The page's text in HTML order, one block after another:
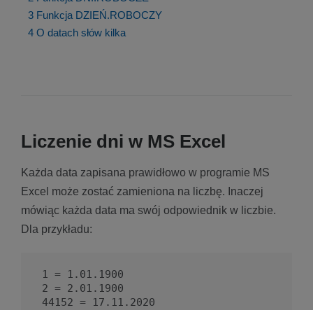
3 Funkcja DZIEŃ.ROBOCZY
4 O datach słów kilka
Liczenie dni w MS Excel
Każda data zapisana prawidłowo w programie MS
Excel może zostać zamieniona na liczbę. Inaczej
mówiąc każda data ma swój odpowiednik w liczbie.
Dla przykładu:
1 = 1.01.1900
2 = 2.01.1900
44152 = 17.11.2020